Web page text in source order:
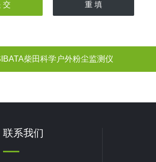
柴田科学户外粉尘监测仪
联系我们